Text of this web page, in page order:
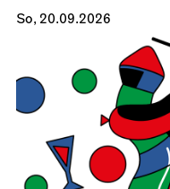
So, 20.09.2026